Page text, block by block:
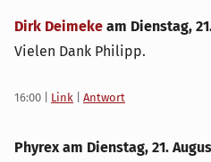
Dirk Deimeke am Dienstag,
Vielen Dank Philipp.
16:00 Link Antwort
Phyrex am Dienstag, 21.